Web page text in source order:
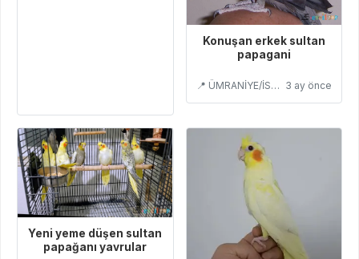
Konuşan erkek sultan
papagani
📍 ÜMRANİYE/İSTANBUL 3 ay önce
Yeni yeme düşen sultan
papağanı yavrular